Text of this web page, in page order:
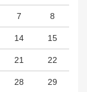
7 8
14 15
21 22
28 29